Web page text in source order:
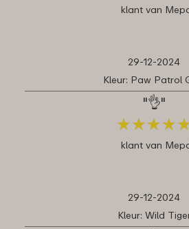
klant van
29-12-2024
Kleur: Paw Patrol
"👌"
★★★★
★★★★
klant van
29-12-2024
Kleur: Wild